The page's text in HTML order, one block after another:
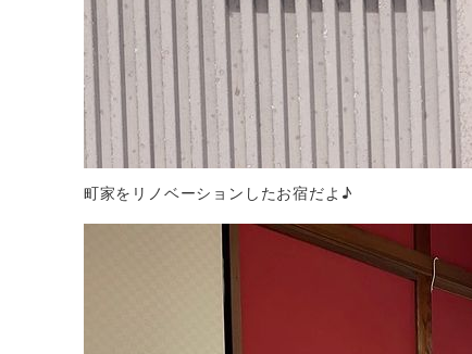
町家をリノベーションしたお宿だよ♪